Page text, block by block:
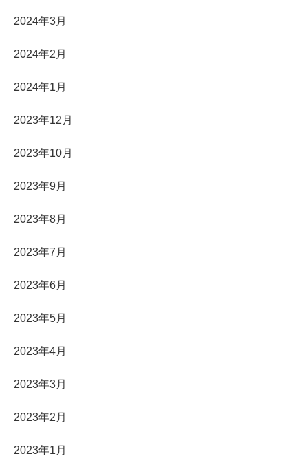
2024年3月
2024年2月
2024年1月
2023年12月
2023年10月
2023年9月
2023年8月
2023年7月
2023年6月
2023年5月
2023年4月
2023年3月
2023年2月
2023年1月